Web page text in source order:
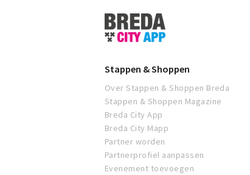
Stappen
&
Shoppen
Stappen & Shoppen
Over Stappen & Shoppen Breda
Stappen & Shoppen Magazine
Breda City App
Breda City Mapp
Partner worden
Partnerprofiel aanpassen
Evenement toevoegen